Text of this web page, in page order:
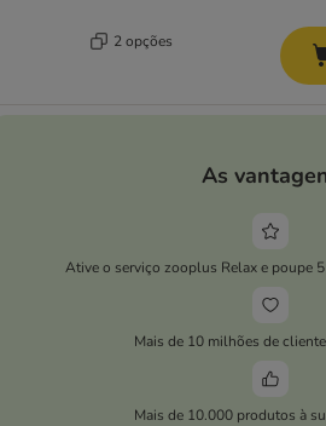
2 opções
As
Ative o serviço zooplus Relax e poupe
Mais de 10 milhões de
Mais de 10.000 produtos à